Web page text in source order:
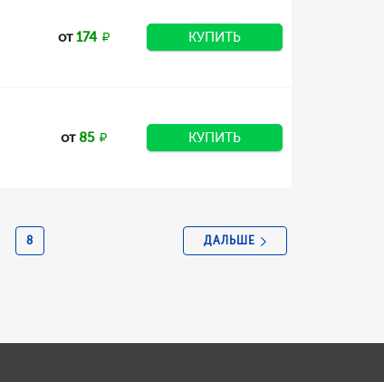
от174 КУПИТЬ
от85 КУПИТЬ
8 ДАЛЬШЕ